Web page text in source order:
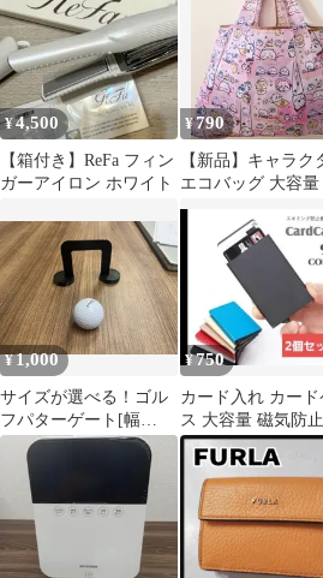
¥4,500
【箱付き】ReFa フィン
ガーアイロン ホワイト
¥790
【新品】キャラク
エコバッグ 大容量
かわ ピンク C
¥1,000
サイズが選べる！ゴル
フパターゲート[幅
50mm]
¥ 750
カード入れ カード
ス 大容量 磁気防
キミング防止 コン
ト 薄型